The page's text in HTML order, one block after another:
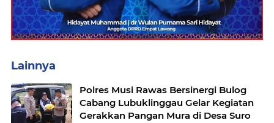
Lainnya
Polres Musi Rawas Bersinergi Bulog
Cabang Lubuklinggau Gelar Kegiatan
Gerakkan Pangan Mura di Desa Suro